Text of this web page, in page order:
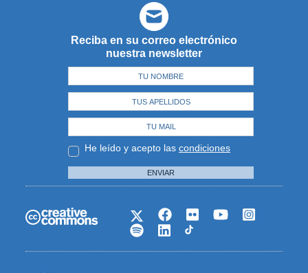
Reciba en su correo electrónico
nuestra newsletter
He leído y acepto las condiciones
ENVIAR